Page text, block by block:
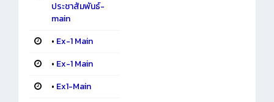
ประชาสัมพันธ์-
main
• Ex-1 Main
• Ex-1 Main
• Ex1-Main